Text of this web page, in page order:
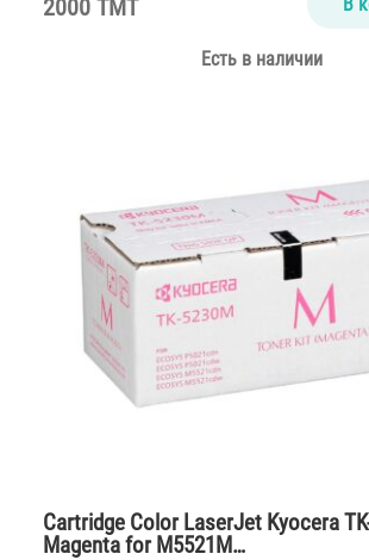
2000 TMT
Есть в наличии
Cartridge Color LaserJet Kyocera
Magenta for M5521M…